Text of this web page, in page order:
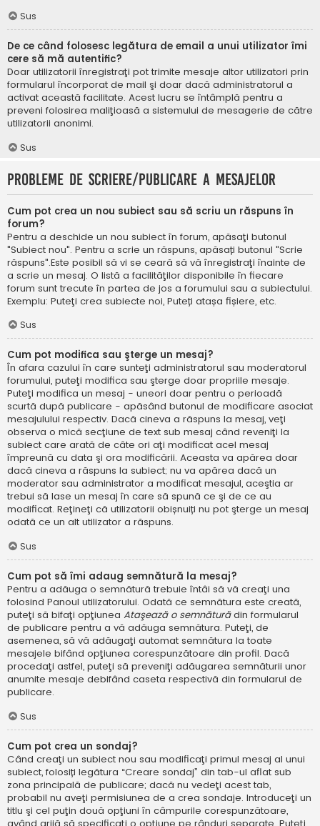
Sus
De ce când folosesc legătura de email a unui utilizator îmi
cere să mă autentific?
Doar utilizatorii înregistraţi pot trimite mesaje altor utilizatori prin
formularul încorporat de mail şi doar dacă administratorul a
activat această facilitate. Acest lucru se întâmplă pentru a
preveni folosirea maliţioasă a sistemului de mesagerie de către
utilizatorii anonimi.
Sus
Probleme de scriere/publicare a mesajelor
Cum pot crea un nou subiect sau să scriu un răspuns în
forum?
Pentru a deschide un nou subiect în forum, apăsaţi butonul
"Subiect nou". Pentru a scrie un răspuns, apăsați butonul "Scrie
răspuns".Este posibil să vi se ceară să vă înregistraţi înainte de
a scrie un mesaj. O listă a facilităţilor disponibile în fiecare
forum sunt trecute în partea de jos a forumului sau a subiectului.
Exemplu: Puteţi crea subiecte noi, Puteți atașa fișiere, etc.
Sus
Cum pot modifica sau şterge un mesaj?
În afara cazului în care sunteţi administratorul sau moderatorul
forumului, puteţi modifica sau şterge doar propriile mesaje.
Puteţi modifica un mesaj - uneori doar pentru o perioadă
scurtă după publicare - apăsând butonul de modificare asociat
mesajulului respectiv. Dacă cineva a răspuns la mesaj, veţi
observa o mică secţiune de text sub mesaj când reveniţi la
subiect care arată de câte ori aţi modificat acel mesaj
împreună cu data şi ora modificării. Aceasta va apărea doar
dacă cineva a răspuns la subiect; nu va apărea dacă un
moderator sau administrator a modificat mesajul, aceştia ar
trebui să lase un mesaj în care să spună ce şi de ce au
modificat. Reţineţi că utilizatorii obișnuiți nu pot şterge un mesaj
odată ce un alt utilizator a răspuns.
Sus
Cum pot să îmi adaug semnătură la mesaj?
Pentru a adăuga o semnătură trebuie întâi să vă creaţi una
folosind Panoul utilizatorului. Odată ce semnătura este creată,
puteţi să bifaţi opţiunea Ataşează o semnăturădin formularul
de publicare pentru a vă adăuga semnătura. Puteţi, de
asemenea, să vă adăugaţi automat semnătura la toate
mesajele bifând opţiunea corespunzătoare din profil. Dacă
procedaţi astfel, puteţi să preveniţi adăugarea semnăturii unor
anumite mesaje debifând caseta respectivă din formularul de
publicare.
Sus
Cum pot crea un sondaj?
Când creaţi un subiect nou sau modificaţi primul mesaj al unui
subiect, folosiți legătura “Creare sondaj” din tab-ul aflat sub
zona principală de publicare; dacă nu vedeţi acest tab,
probabil nu aveţi permisiunea de a crea sondaje. Introduceţi un
titlu şi cel puţin două opţiuni în câmpurile corespunzătoare,